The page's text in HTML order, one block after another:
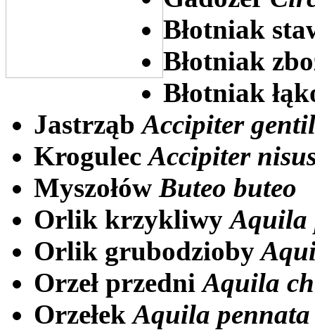
Błotniak
Błotniak
Błotniak
Jastrząb Accipiter
Krogulec Accipiter
Myszołów Buteo buteo
Orlik krzykliwy Aquila
Orlik grubodzioby
Orzeł przedni Aquila
Orzełek Aquila pennata